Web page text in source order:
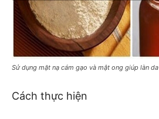
Sử dụng mặt nạ cám gạo và mật ong giúp làn
Cách thực hiện